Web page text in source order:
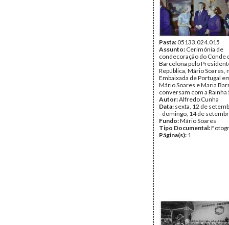
Pasta:05133.024.015
Assunto: Cerimónia de
condecoração do Conde
Barcelona pelo
República, Mário Soares,
Embaixada de Portugal
Mário Soares e Maria
conversam com a Rainha
Autor:Alfredo Cunha
Data: sexta, 12 de
- domingo, 14 de
Fundo:Mário Soares
Tipo Documental:
Página(s): 1